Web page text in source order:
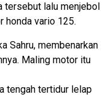
tersebut lalu menjebol
honda vario 125.
Sahru, membenarkan
Maling motor itu
tengah tertidur lelap